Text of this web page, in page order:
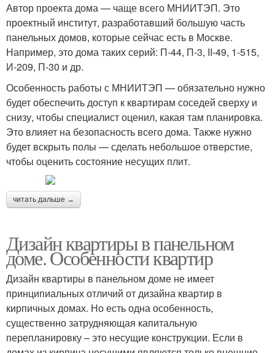
Автор проекта дома — чаще всего МНИИТЭП. Это
проектный институт, разработавший большую часть
панельных домов, которые сейчас есть в Москве.
Например, это дома таких серий: П-44, П-3, II-49, 1-515,
И-209, П-30 и др.
Особенность работы с МНИИТЭП — обязательно нужно
будет обеспечить доступ к квартирам соседей сверху и
снизу, чтобы специалист оценил, какая там планировка.
Это влияет на безопасность всего дома. Также нужно
будет вскрыть полы — сделать небольшое отверстие,
чтобы оценить состояние несущих плит.
читать дальше →
Дизайн квартиры в панельном
доме. Особенности квартир
Дизайн квартиры в панельном доме не имеет
принципиальных отличий от дизайна квартир в
кирпичных домах. Но есть одна особенность,
существенно затрудняющая капитальную
перепланировку – это несущие конструкции. Если в